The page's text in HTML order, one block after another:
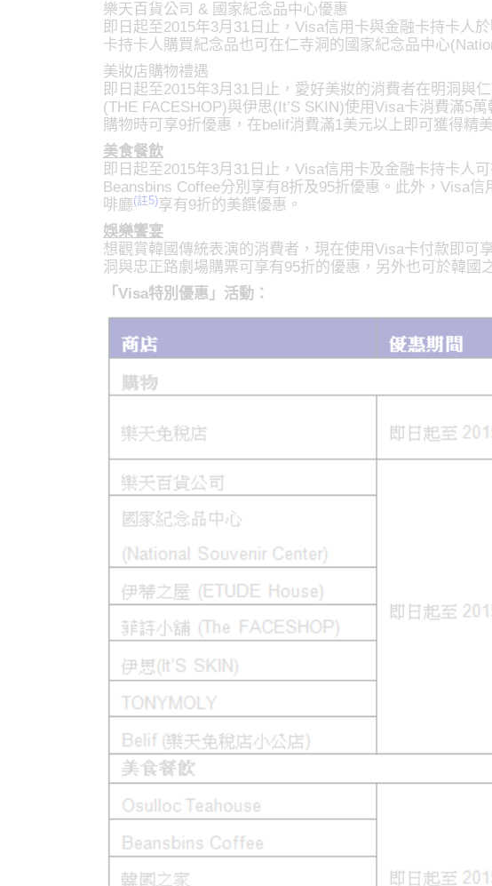
樂天百貨公司 & 國家紀念品中心優惠
即日起至2015年3月31日止，Visa信用卡與金融卡持卡人
卡持卡人購買紀念品也可在仁寺洞的國家紀念品中心
美妝店購物禮遇
即日起至2015年3月31日止，愛好美妝的消費者在明洞與
(THE FACESHOP)與伊思(It’S SKIN)使用Visa卡消費滿5
購物時可享9折優惠，在belif消費滿1美元以上即可獲得精
美食餐飲
即日起至2015年3月31日止，Visa信用卡及金融卡持卡人
Beansbins Coffee分別享有8折及95折優惠。此外，Visa
啡廳(註5)享有9折的美饌優惠。
娛樂饗宴
想觀賞韓國傳統表演的消費者，現在使用Visa卡付款即可
洞與忠正路劇場購票可享有95折的優惠，另外也可於韓國
「Visa特別優惠」活動：